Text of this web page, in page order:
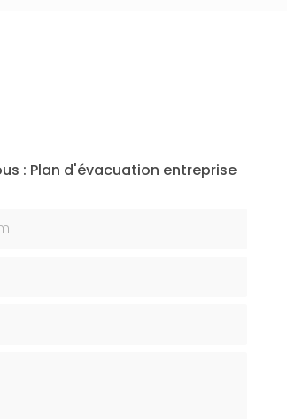
: Plan d'évacuation entreprise